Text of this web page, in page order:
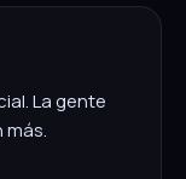
La gente